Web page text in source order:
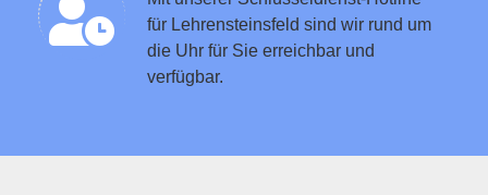
für Lehrensteinsfeld sind wir rund um
die Uhr für Sie erreichbar und
verfügbar.